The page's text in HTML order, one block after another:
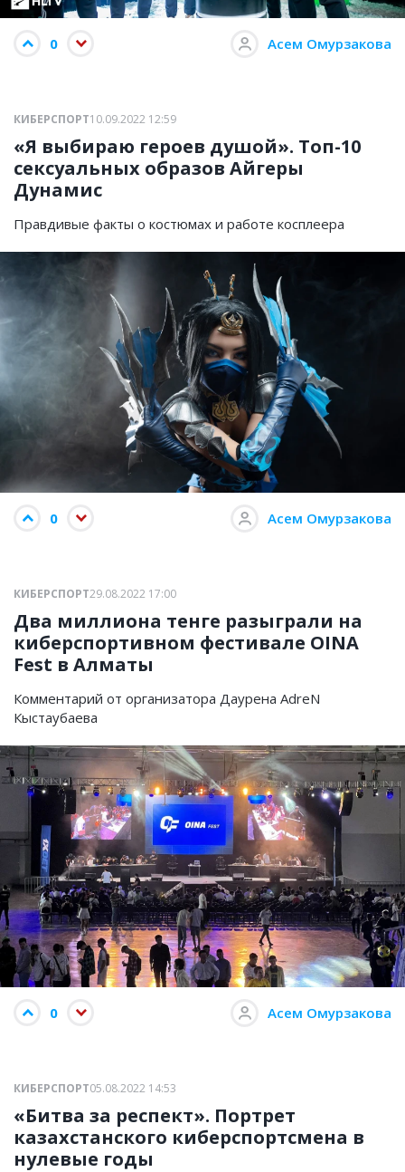
0 Асем Омурзакова
КИБЕРСПОРТ10.09.2022 12:59
«Я выбираю героев душой». Топ-10
сексуальных образов Айгеры
Дунамис
Правдивые факты о костюмах и работе косплеера
0 Асем Омурзакова
КИБЕРСПОРТ29.08.2022 17:00
Два миллиона тенге разыграли на
киберспортивном фестивале OINA
Fest в Алматы
Комментарий от организатора Даурена AdreN
Кыстаубаева
0 Асем Омурзакова
КИБЕРСПОРТ05.08.2022 14:53
«Битва за респект». Портрет
казахстанского киберспортсмена в
нулевые годы